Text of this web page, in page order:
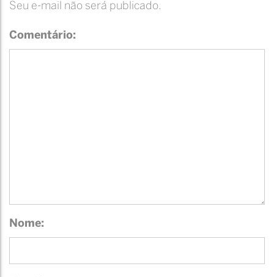
Seu e-mail não será publicado.
Comentário:
Nome: